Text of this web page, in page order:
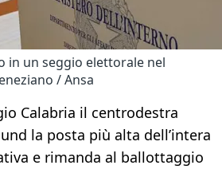
in un seggio elettorale nel
/ Ansa
Calabria il centrodestra
la posta più alta dell’intera
e rimanda al ballottaggio